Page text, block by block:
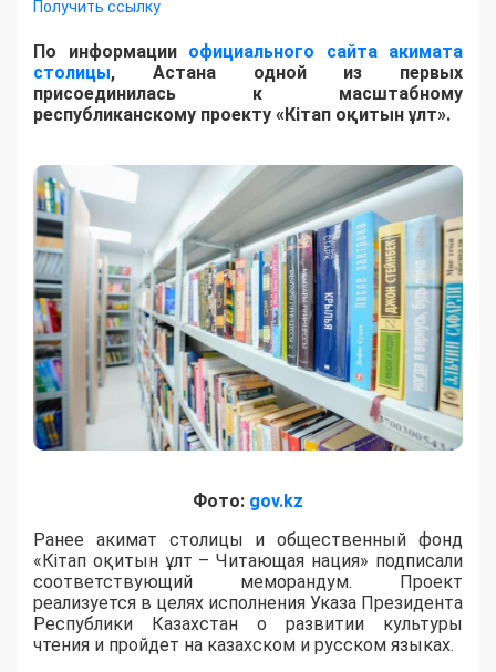
Получить ссылку
По информации официального сайта акимата
столицы, Астана одной из первых
присоединилась к масштабному
республиканскому проекту «Кітап оқитын ұлт».
Фото: gov.kz
Ранее акимат столицы и общественный фонд
«Кітап оқитын ұлт – Читающая нация» подписали
соответствующий меморандум. Проект
реализуется в целях исполнения Указа Президента
Республики Казахстан о развитии культуры
чтения и пройдет на казахском и русском языках.